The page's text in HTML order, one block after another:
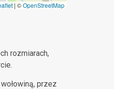
| ©OpenStreetMap
rozmiarach,
przez